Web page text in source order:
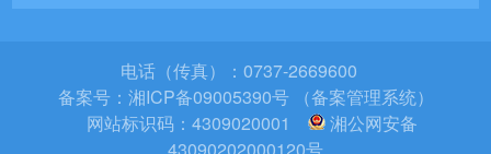
电话（传真）：0737-2669600
备案号： 湘ICP备09005390号 （备案管理系统）
网站标识码：4309020001
湘公网安备